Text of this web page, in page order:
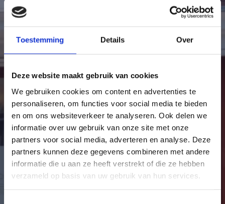
Toestemming Details Over
Deze website maakt gebruik van cookies
We gebruiken cookies om content en advertenties te
personaliseren, om functies voor social media te bieden
en om ons websiteverkeer te analyseren. Ook delen we
informatie over uw gebruik van onze site met onze
partners voor social media, adverteren en analyse. Deze
partners kunnen deze gegevens combineren met andere
informatie die u aan ze heeft verstrekt of die ze hebben
verzameld op basis van uw gebruik van hun services.
MEER DAN ALLEEN TANDEN
Aandacht voor elke
stap